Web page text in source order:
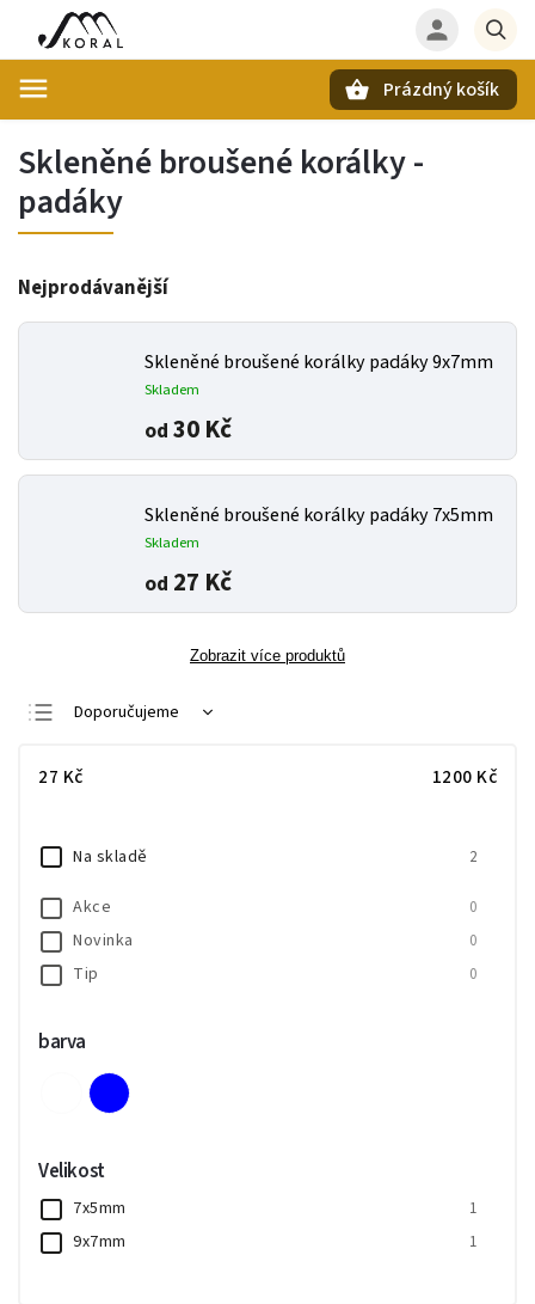
Prázdný košík
Skleněné broušené korálky -
padáky
Nejprodávanější
Skleněné broušené korálky padáky 9x7mm
Skladem
od 30 Kč
Skleněné broušené korálky padáky 7x5mm
Skladem
od 27 Kč
Zobrazit více produktů
Doporučujeme
Nejdražší
Abecedně
27 Kč 1200 Kč
Na skladě 2
Akce 0
Novinka 0
Tip 0
barva
Velikost
7x5mm 1
9x7mm 1